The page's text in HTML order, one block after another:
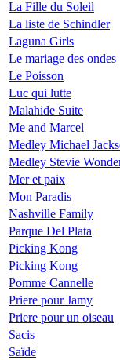
La Fille du Soleil
La liste de Schindler
Laguna Girls
Le mariage des ondes
Le Poisson
Luc qui lutte
Malahide Suite
Me and Marcel
Medley Michael
Medley Stevie
Mer et paix
Mon Paradis
Nashville Family
Parque Del Plata
Picking Kong
Picking Kong
Pomme Cannelle
Priere pour Jamy
Priere pour un oiseau
Sacis
Saïde